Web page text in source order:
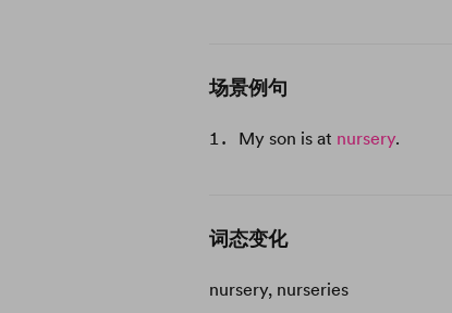
场景例句
My son is at nursery.
词态变化
nursery, nurseries